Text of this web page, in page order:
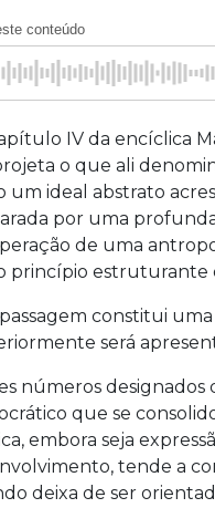
conteúdo
IV da encíclica
o que ali
um ideal abstrato
por uma
de uma
princípio estruturante
passagem constitui
será
números
que se
embora seja
tende a
deixa de ser